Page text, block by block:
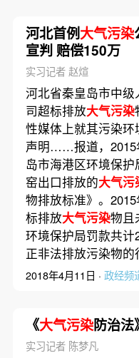
河北首例大气污染
宣判 赔偿150万
实习记者 赵煊
河北省秦皇岛市中
司超标排放大气污染
性媒体上就其污染
声明……报道，2015
岛市海港区环境保
窑出口排放的大气污
物排放标准》。
标排放大气污染物且
环境保护局罚款共
正非法排放污染物
2018年4月11日 · 政经频
《大气污染防治法
实习记者 陈梦凡